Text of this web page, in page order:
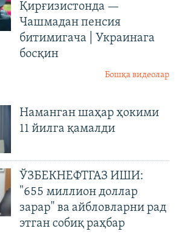
Қирғизистонда —
Чашмадан пенсия
битимигача | Украинага
босқин
Бошқа видеолар
Наманган шаҳар ҳокими
11 йилга қамалди
ЎЗБЕКНЕФТГАЗ ИШИ:
"655 миллион доллар
зарар" ва айбловларни рад
этган собиқ раҳбар